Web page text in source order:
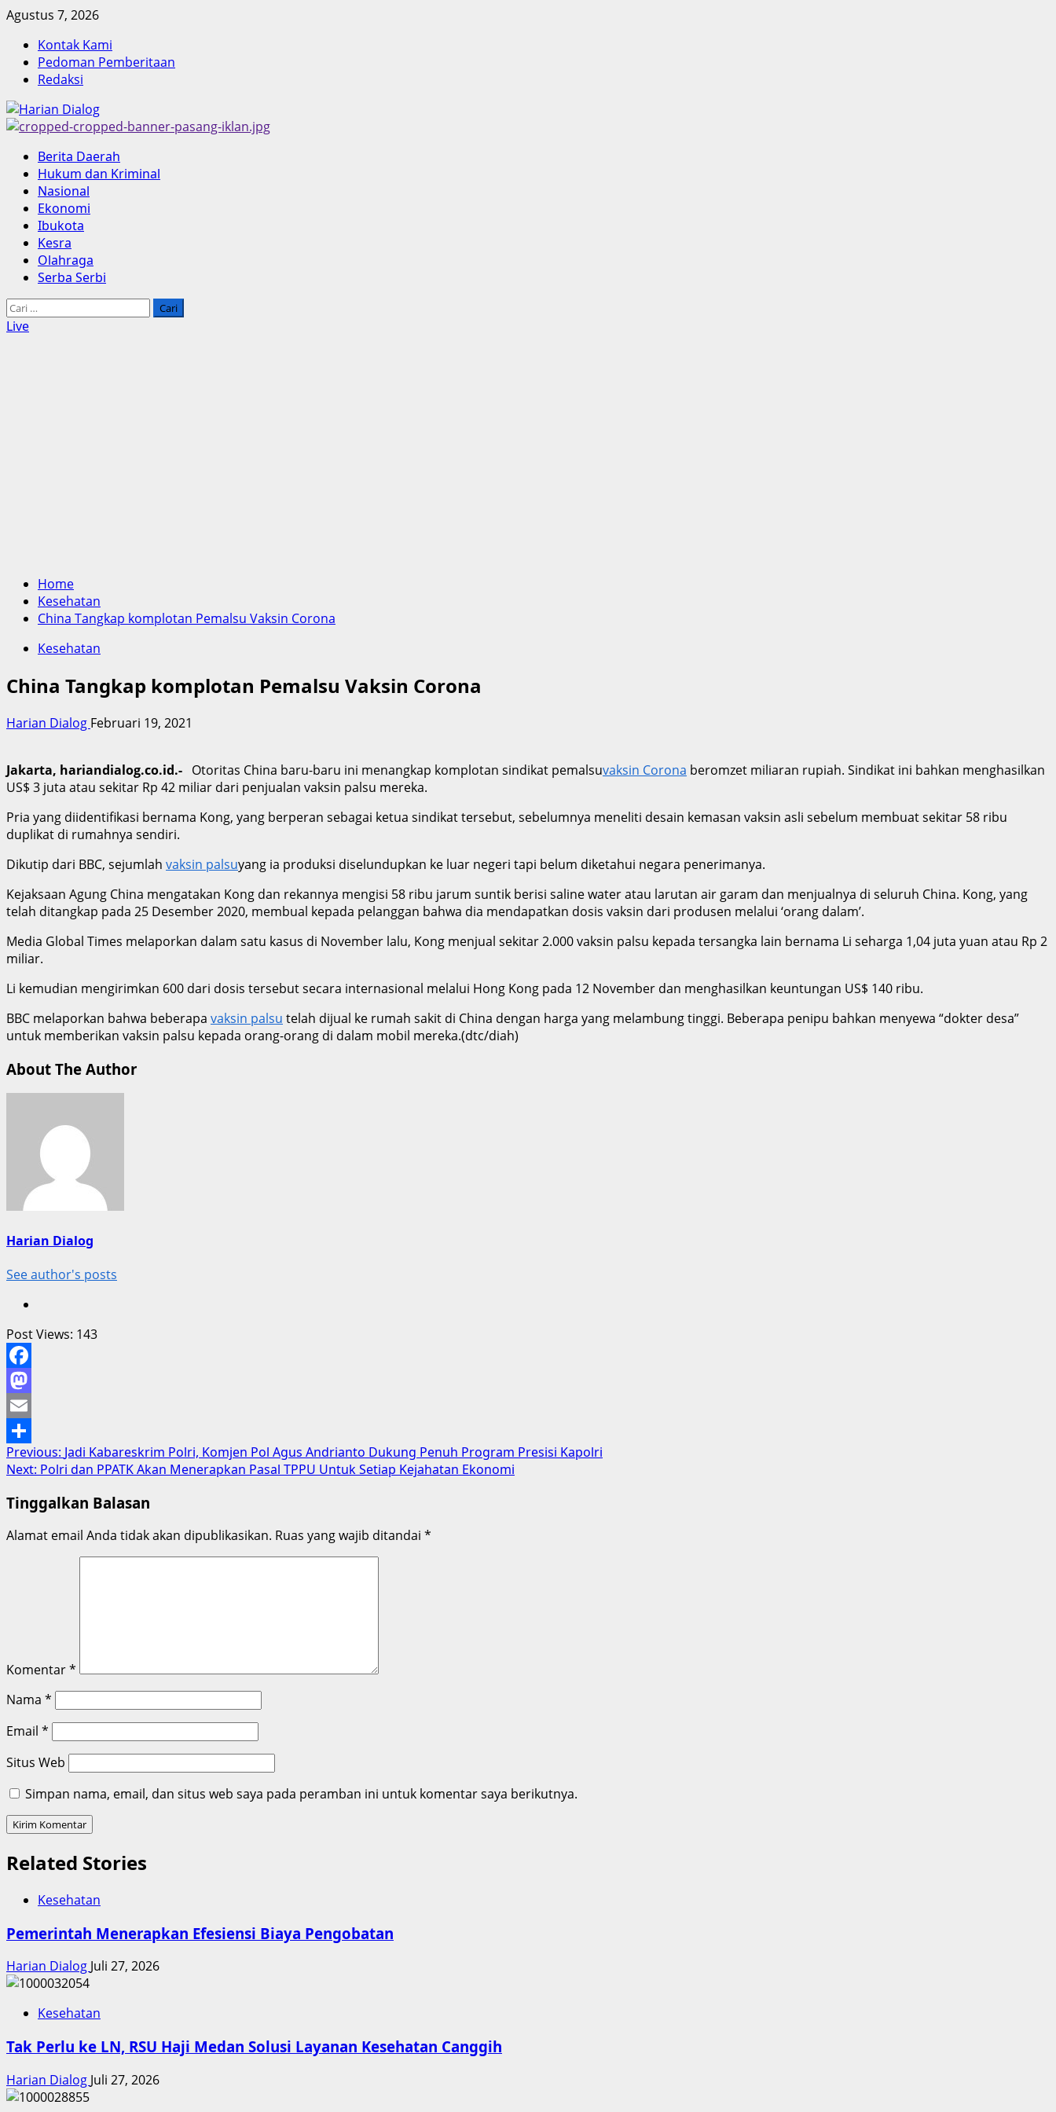
Skip
content
Agustus 7, 2026
Kontak Kami
Pedoman Pemberitaan
Redaksi
Primary
Menu
Berita Daerah
Hukum dan Kriminal
Nasional
Ekonomi
Ibukota
Kesra
Olahraga
Serba Serbi
Cari
untuk:
Live
Home
Kesehatan
China Tangkap komplotan Pemalsu Vaksin Corona
Kesehatan
China Tangkap komplotan Pemalsu Vaksin Corona
Harian Dialog Februari 19, 2021
Jakarta, hariandialog.co.id.- Otoritas China baru-baru ini menangkap komplotan sindikat pemalsuvaksin Corona beromzet miliaran rupiah. Sindikat ini bahkan menghasilkan
US$ 3 juta atau sekitar Rp 42 miliar dari penjualan vaksin palsu mereka.
Pria yang diidentifikasi bernama Kong, yang berperan sebagai ketua sindikat tersebut, sebelumnya meneliti desain kemasan vaksin asli sebelum membuat sekitar 58 ribu
duplikat di rumahnya sendiri.
Dikutip dari BBC, sejumlah vaksin palsuyang ia produksi diselundupkan ke luar negeri tapi belum diketahui negara penerimanya.
Kejaksaan Agung China mengatakan Kong dan rekannya mengisi 58 ribu jarum suntik berisi saline water atau larutan air garam dan menjualnya di seluruh China. Kong, yang
telah ditangkap pada 25 Desember 2020, membual kepada pelanggan bahwa dia mendapatkan dosis vaksin dari produsen melalui ‘orang dalam’.
Media Global Times melaporkan dalam satu kasus di November lalu, Kong menjual sekitar 2.000 vaksin palsu kepada tersangka lain bernama Li seharga 1,04 juta yuan atau Rp 2
miliar.
Li kemudian mengirimkan 600 dari dosis tersebut secara internasional melalui Hong Kong pada 12 November dan menghasilkan keuntungan US$ 140 ribu.
BBC melaporkan bahwa beberapa vaksin palsu telah dijual ke rumah sakit di China dengan harga yang melambung tinggi. Beberapa penipu bahkan menyewa “dokter desa”
untuk memberikan vaksin palsu kepada orang-orang di dalam mobil mereka.(dtc/diah)
About The Author
Harian Dialog
See author's posts
Post Views: 143
Facebook
Mastodon
Email
Share
Post
navigation
Previous: Jadi Kabareskrim Polri, Komjen Pol Agus Andrianto Dukung Penuh Program Presisi Kapolri
Next: Polri dan PPATK Akan Menerapkan Pasal TPPU Untuk Setiap Kejahatan Ekonomi
Tinggalkan Balasan
Alamat email Anda tidak akan dipublikasikan. Ruas yang wajib ditandai *
Komentar*
Nama *
Email *
Situs Web
Simpan nama, email, dan situs web saya pada peramban ini untuk komentar saya berikutnya.
Related Stories
Kesehatan
Pemerintah Menerapkan Efesiensi Biaya Pengobatan
Harian Dialog Juli 27, 2026
Kesehatan
Tak Perlu ke LN, RSU Haji Medan Solusi Layanan Kesehatan Canggih
Harian Dialog Juli 27, 2026